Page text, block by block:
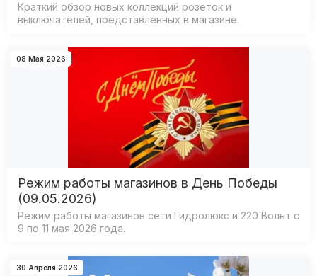
Краткий обзор новых коллекций розеток и
выключателей, представленных в магазине.
08 Мая 2026
Режим работы магазинов в День Победы
(09.05.2026)
Режим работы магазинов сети Гидролюкс и 220 Вольт с
9 по 11 мая 2026 года.
30 Апреля 2026